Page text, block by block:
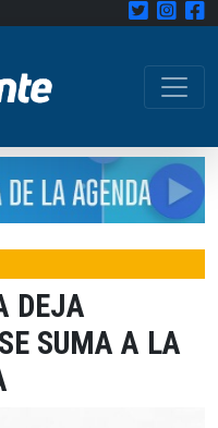
DEJA
SUMA A LA